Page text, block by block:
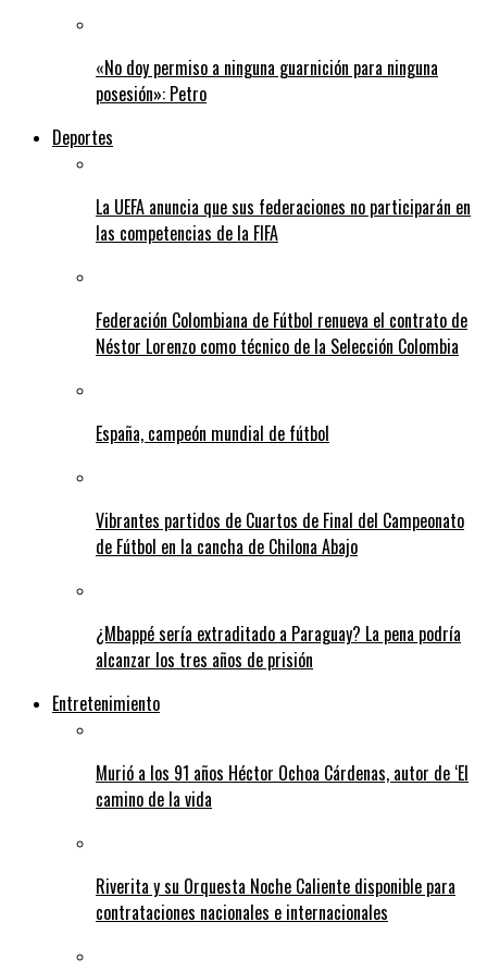
«No doy permiso a ninguna guarnición para ninguna
posesión»: Petro
Deportes
La UEFA anuncia que sus federaciones no participarán en
las competencias de la FIFA
Federación Colombiana de Fútbol renueva el contrato de
Néstor Lorenzo como técnico de la Selección Colombia
España, campeón mundial de fútbol
Vibrantes partidos de Cuartos de Final del Campeonato
de Fútbol en la cancha de Chilona Abajo
¿Mbappé sería extraditado a Paraguay? La pena podría
alcanzar los tres años de prisión
Entretenimiento
Murió a los 91 años Héctor Ochoa Cárdenas, autor de ‘El
camino de la vida
Riverita y su Orquesta Noche Caliente disponible para
contrataciones nacionales e internacionales